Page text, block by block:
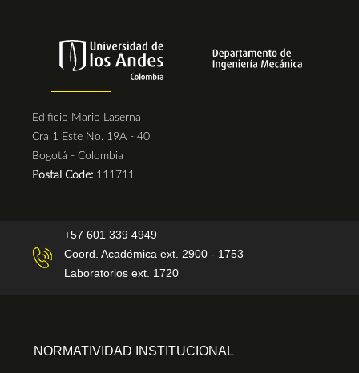
Edificio Mario Laserna
Cra 1 Este No. 19A - 40
Bogotá - Colombia
Postal Code: 111711
+57 601 339 4949
Coord. Académica ext. 2900 - 1753
Laboratorios ext. 1720
NORMATIVIDAD INSTITUCIONAL